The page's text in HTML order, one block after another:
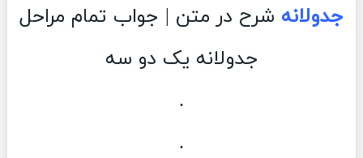
جدولانه شرح در متن | جواب تمام مراحل
جدولانه یک دو سه
.
.